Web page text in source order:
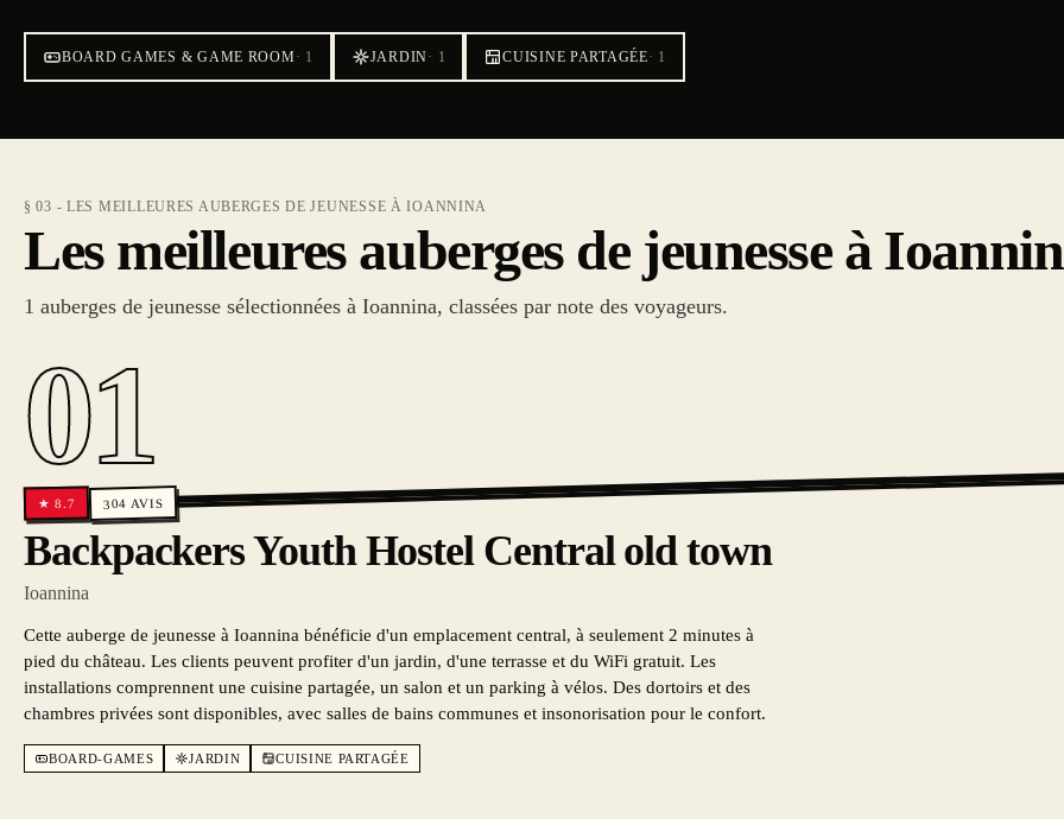
BOARD GAMES & GAME ROOM· 1 JARDIN· 1 CUISINE PARTAGÉE· 1
§ 03 - LES MEILLEURES AUBERGES DE JEUNESSE À IOANNINA
Les meilleures auberges de jeunesse à
1 auberges de jeunesse sélectionnées à Ioannina, classées par note des voyageurs.
01
★8.7 304 AVIS
Backpackers Youth Hostel Central old town
Ioannina
Cette auberge de jeunesse à Ioannina bénéficie d'un emplacement central, à seulement 2 minutes à
pied du château. Les clients peuvent profiter d'un jardin, d'une terrasse et du WiFi gratuit. Les
installations comprennent une cuisine partagée, un salon et un parking à vélos. Des dortoirs et des
chambres privées sont disponibles, avec salles de bains communes et insonorisation pour le confort.
BOARD-GAMES JARDIN CUISINE PARTAGÉE